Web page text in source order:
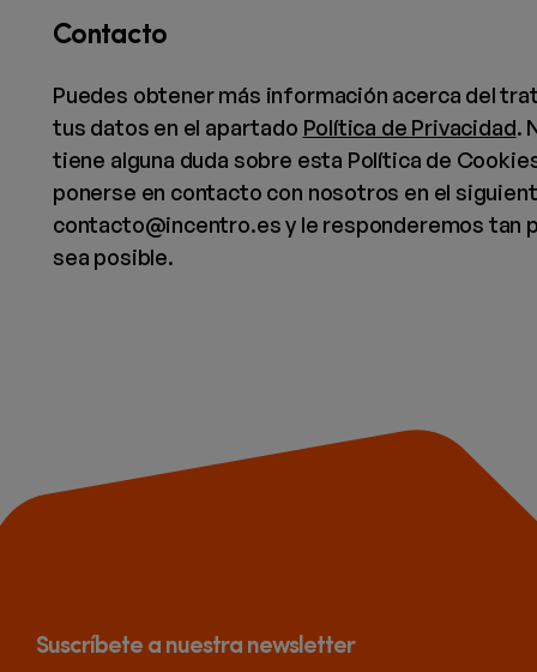
Contacto
Puedes obtener más información acerca del
tus datos en el apartado Política de Privacidad.
tiene alguna duda sobre esta Política de
ponerse en contacto con nosotros en el
contacto@incentro.es y le responderemos tan
sea posible.
Suscríbete a nuestra newsletter